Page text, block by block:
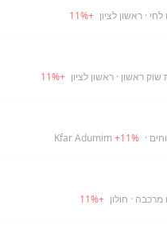
לחי · ראשון לציון +
11%
שוק ראשון · ראשון לציון +
11%
· Kfar Adumim
+11%
מרכבה · חולון +
11%